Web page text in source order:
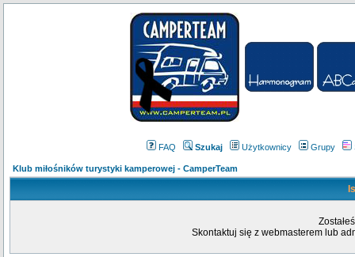
FAQ Szukaj Użytkownicy Grupy
Klub miłośników turystyki kamperowej - CamperTeam
Skontaktuj się z webmasterem lub